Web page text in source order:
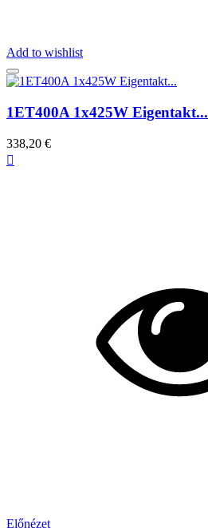
Add to wishlist
1ET400A 1x425W Eigentakt...
338,20 €

Előnézet